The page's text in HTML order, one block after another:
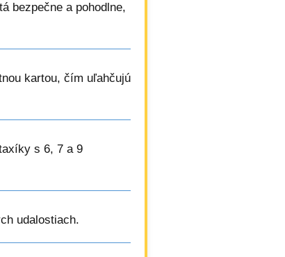
bezpečne a pohodlne,
kartou, čím uľahčujú
s 6, 7 a 9
udalostiach.